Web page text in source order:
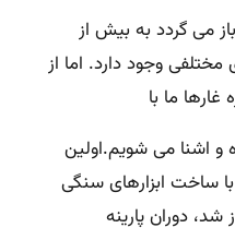
می گردد به بیش از
مختلفی وجود دارد. اما از
غارها ما با
و اشنا می شویم.اولین
با ساخت ابزارهای سنگی
شد، دوران پارینه